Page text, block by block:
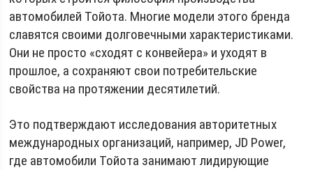
автомобилей Тойота. Многие модели этого бренда
славятся своими долговечными характеристиками.
Они не просто «сходят с конвейера» и уходят в
прошлое, а сохраняют свои потребительские
свойства на протяжении десятилетий.
Это подтверждают исследования авторитетных
международных организаций, например, JD Power,
где автомобили Тойота занимают лидирующие